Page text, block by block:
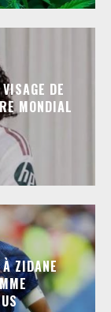
DE
MONDIAL
ZIDANE